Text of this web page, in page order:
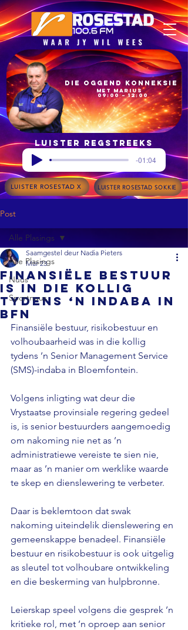
09:00 – 12:00
met Marius
Die Oggend Konneksie
Luister regstreeks
-01:04
LUISTER ROSESTAD X LUISTER ROSESTAD SOKKIE
Post
Alle Plasings
Nuus
Sportnuus
Alle Plasings
Finansiële bestuur
is in die kollig
tydens ‘n indaba in
Bfn
Saamgestel deur Nadia Pieters
Mar 23
Finansiële bestuur, risikobestuur en
volhoubaarheid was in die kollig
tydens ’n Senior Management Service
(SMS)-indaba in Bloemfontein.
Volgens inligting wat deur die
Vrystaatse provinsiale regering gedeel
is, is senior bestuurders aangemoedig
om nakoming nie net as ’n
administratiewe vereiste te sien nie,
maar as ’n manier om werklike waarde
te skep en dienslewering te verbeter.
Daar is beklemtoon dat swak
nakoming uiteindelik dienslewering en
gemeenskappe benadeel. Finansiële
bestuur en risikobestuur is ook uitgelig
as sleutel tot volhoubare ontwikkeling
en die beskerming van hulpbronne.
Leierskap speel volgens die gesprek ’n
kritieke rol, met ’n oproep aan senior